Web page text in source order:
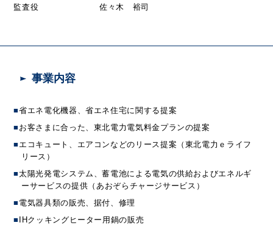
監査役
佐々木 裕司
事業内容
■省エネ電化機器、省エネ住宅に関する提案
■ お客さまに合った、東北電力電気料金プランの提案
■ エコキュート、エアコンなどのリース提案（東北電力ｅライフ
リース）
■太陽光発電システム、蓄電池による電気の供給およびエネルギ
ーサービスの提供（あおぞらチャージサービス）
■ 電気器具類の販売、据付、修理
■ IHクッキングヒーター用鍋の販売